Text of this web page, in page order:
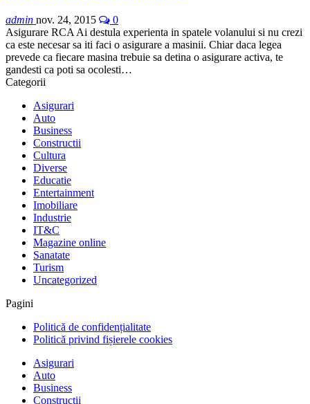
admin nov. 24, 2015
0
Asigurare RCA Ai destula experienta in spatele volanului si nu crezi
ca este necesar sa iti faci o asigurare a masinii. Chiar daca legea
prevede ca fiecare masina trebuie sa detina o asigurare activa, te
gandesti ca poti sa ocolesti…
Categorii
Asigurari
Auto
Business
Constructii
Cultura
Diverse
Educatie
Entertainment
Imobiliare
Industrie
IT&C
Magazine online
Sanatate
Turism
Uncategorized
Pagini
Politică de confidențialitate
Politică privind fișierele cookies
Asigurari
Auto
Business
Constructii